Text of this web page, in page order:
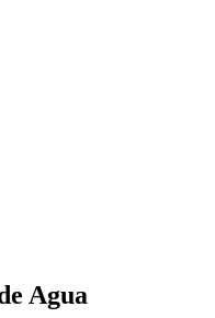
Agua